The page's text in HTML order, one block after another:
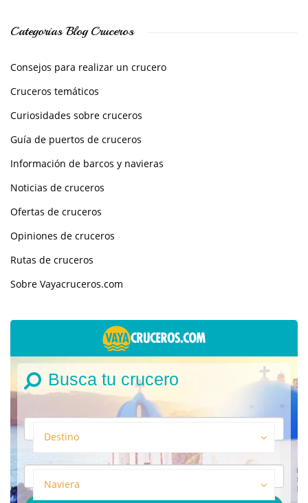
Categorías Blog Cruceros
Consejos para realizar un crucero
Cruceros temáticos
Curiosidades sobre cruceros
Guía de puertos de cruceros
Información de barcos y navieras
Noticias de cruceros
Ofertas de cruceros
Opiniones de cruceros
Rutas de cruceros
Sobre Vayacruceros.com
Busca tu crucero
Destino
Naviera